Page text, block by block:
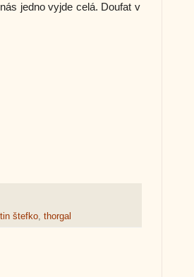
jedno vyjde celá. Doufat v
štefko, thorgal